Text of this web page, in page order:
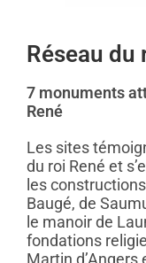
Réseau du
7 monuments
René
Les sites
du roi René et
les
Baugé, de
le manoir de
fondations